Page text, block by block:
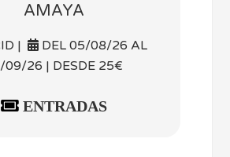
AMAYA
|
DEL 05/08/26 AL
09/26 | DESDE 25€
ENTRADAS